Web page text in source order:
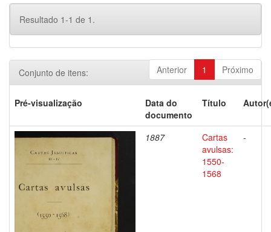
Resultado 1-1 de 1.
Anterior 1 Próximo
Conjunto de itens:
Pré-visualização
Data do
documento
Título
1887
Cartas
avulsas:
1550-
1568
-